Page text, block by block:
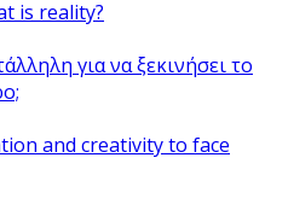
is reality?
για να ξεκινήσει το
and creativity to face